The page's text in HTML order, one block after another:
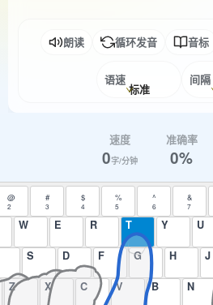
朗读 循环发音 音标
语速
标准
间隔
@
2
#
3
$
4
%
5
^
6
&
7
W E R T Y U
S D F G H J
Z X C V B N
速度
0字/分钟
准确率
0%